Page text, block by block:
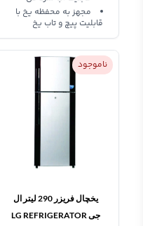
مجهز به محفظه یخ با
قابلیت پیچ و تاب یخ
ناموجود
یخچال فریزر 290 لیتر ال
جی LG REFRIGERATOR